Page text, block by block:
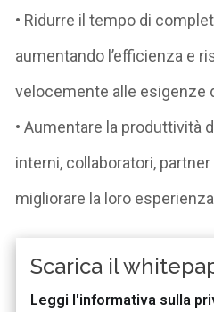
• Ridurre il tempo di
aumentando l’efficienza e
velocemente alle esigenze
• Aumentare la produttività
interni, collaboratori,
migliorare la loro esperienza
Scarica il
Leggi l'informativa sulla